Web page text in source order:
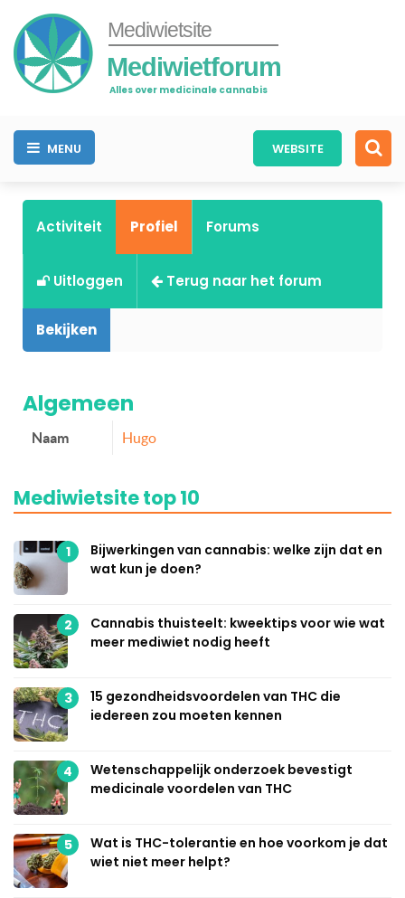
Mediwietsite
Mediwietforum
Alles over medicinale cannabis
MENU WEBSITE
Activiteit Profiel Forums
Uitloggen Terug naar het forum
Bekijken
Algemeen
Naam Hugo
Mediwietsite top 10
1
Bijwerkingen van cannabis: welke zijn dat en
wat kun je doen?
2
Cannabis thuisteelt: kweektips voor wie wat
meer mediwiet nodig heeft
3
15 gezondheidsvoordelen van THC die
iedereen zou moeten kennen
4
Wetenschappelijk onderzoek bevestigt
medicinale voordelen van THC
5
Wat is THC-tolerantie en hoe voorkom je dat
wiet niet meer helpt?